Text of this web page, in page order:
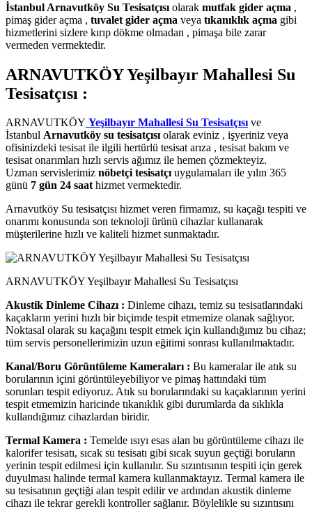
İstanbul Arnavutköy Su Tesisatçısı olarak mutfak gider açma ,
pimaş gider açma , tuvalet gider açma veya tıkanıklık açma gibi
hizmetlerini sizlere kırıp dökme olmadan , pimaşa bile zarar
vermeden vermektedir.
ARNAVUTKÖY Yeşilbayır Mahallesi Su
Tesisatçısı :
ARNAVUTKÖY Yeşilbayır Mahallesi Su Tesisatçısıve
İstanbul Arnavutköy su tesisatçısıolarak eviniz , işyeriniz veya
ofisinizdeki tesisat ile ilgili hertürlü tesisat arıza , tesisat bakım ve
tesisat onarımları hızlı servis ağımız ile hemen çözmekteyiz.
Uzman servislerimiz nöbetçi tesisatçıuygulamaları ile yılın 365
günü 7 gün 24 saathizmet vermektedir.
Arnavutköy Su tesisatçısı hizmet veren firmamız, su kaçağı tespiti ve
onarımı konusunda son teknoloji ürünü cihazlar kullanarak
müşterilerine hızlı ve kaliteli hizmet sunmaktadır.
ARNAVUTKÖY Yeşilbayır Mahallesi Su Tesisatçısı
Akustik Dinleme Cihazı : Dinleme cihazı, temiz su tesisatlarındaki
kaçakların yerini hızlı bir biçimde tespit etmemize olanak sağlıyor.
Noktasal olarak su kaçağını tespit etmek için kullandığımız bu cihaz;
tüm servis personellerimizin uzun eğitimi sonrası kullanılmaktadır.
Kanal/Boru Görüntüleme Kameraları : Bu kameralar ile atık su
borularının içini görüntüleyebiliyor ve pimaş hattındaki tüm
sorunları tespit ediyoruz. Atık su borularındaki su kaçaklarının yerini
tespit etmemizin haricinde tıkanıklık gibi durumlarda da sıklıkla
kullandığımız cihazlardan biridir.
Termal Kamera : Temelde ısıyı esas alan bu görüntüleme cihazı ile
kalorifer tesisatı, sıcak su tesisatı gibi sıcak suyun geçtiği boruların
yerinin tespit edilmesi için kullanılır. Su sızıntısının tespiti için gerek
duyulması halinde termal kamera kullanmaktayız. Termal kamera ile
su tesisatının geçtiği alan tespit edilir ve ardından akustik dinleme
cihazı ile tekrar gerekli kontroller sağlanır. Böylelikle su sızıntısını